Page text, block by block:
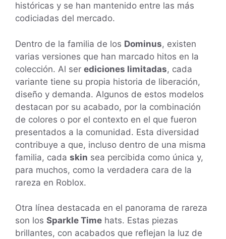
históricas y se han mantenido entre las más
codiciadas del mercado.
Dentro de la familia de los Dominus, existen
varias versiones que han marcado hitos en la
colección. Al ser ediciones limitadas, cada
variante tiene su propia historia de liberación,
diseño y demanda. Algunos de estos modelos
destacan por su acabado, por la combinación
de colores o por el contexto en el que fueron
presentados a la comunidad. Esta diversidad
contribuye a que, incluso dentro de una misma
familia, cada skin sea percibida como única y,
para muchos, como la verdadera cara de la
rareza en Roblox.
Otra línea destacada en el panorama de rareza
son los Sparkle Time hats. Estas piezas
brillantes, con acabados que reflejan la luz de